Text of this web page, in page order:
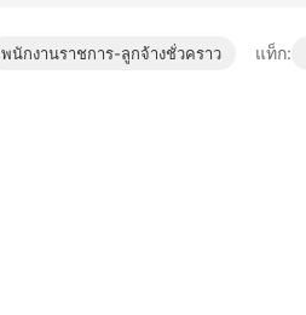
พนักงานราชการ-ลูกจ้างชั่วคราว แท็ก: